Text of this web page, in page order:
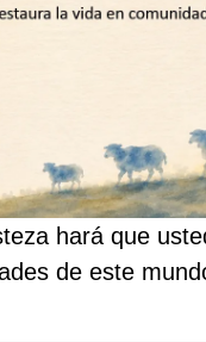
hará que
de este